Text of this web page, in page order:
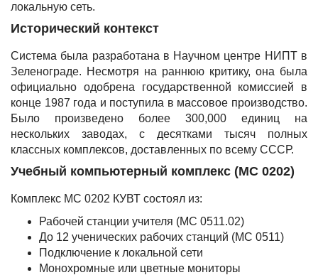
локальную сеть.
Исторический контекст
Система была разработана в Научном центре НИПТ в
Зеленограде. Несмотря на раннюю критику, она была
официально одобрена государственной комиссией в
конце 1987 года и поступила в массовое производство.
Было произведено более 300,000 единиц на
нескольких заводах, с десятками тысяч полных
классных комплексов, доставленных по всему СССР.
Учебный компьютерный комплекс (МС 0202)
Комплекс МС 0202 КУВТ состоял из:
Рабочей станции учителя (МС 0511.02)
До 12 ученических рабочих станций (МС 0511)
Подключение к локальной сети
Монохромные или цветные мониторы